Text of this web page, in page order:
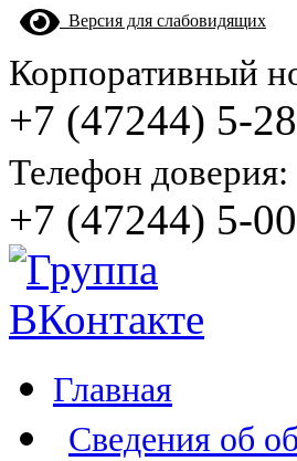
Версия для слабовидящих
Корпоративный
+7 (47244) 5-
Телефон доверия:
+7 (47244) 5-
Главная
Сведения об